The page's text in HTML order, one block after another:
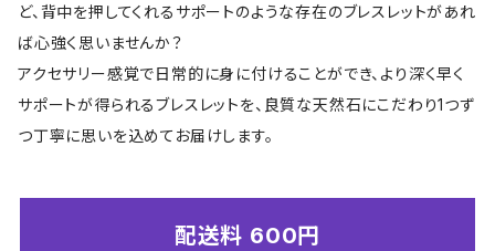
ど、背中を押してくれるサポートのような存在のブレスレットがあれ
ば心強く思いませんか？
アクセサリー感覚で日常的に身に付けることができ、より深く早く
サポートが得られるブレスレットを、良質な天然石にこだわり1つず
つ丁寧に思いを込めてお届けします。
配送料 600円